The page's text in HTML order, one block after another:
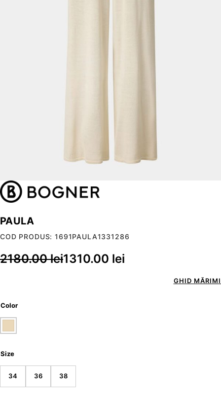
PAULA
COD PRODUS: 1691PAULA1331286
2180.00lei1310.00 lei
GHID MĂRIMI
Color
Size
34 36 38